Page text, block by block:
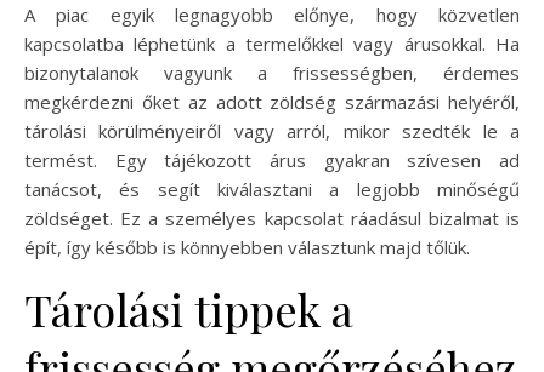
A piac egyik legnagyobb előnye, hogy közvetlen
kapcsolatba léphetünk a termelőkkel vagy árusokkal. Ha
bizonytalanok vagyunk a frissességben, érdemes
megkérdezni őket az adott zöldség származási helyéről,
tárolási körülményeiről vagy arról, mikor szedték le a
termést. Egy tájékozott árus gyakran szívesen ad
tanácsot, és segít kiválasztani a legjobb minőségű
zöldséget. Ez a személyes kapcsolat ráadásul bizalmat is
épít, így később is könnyebben választunk majd tőlük.
Tárolási tippek a